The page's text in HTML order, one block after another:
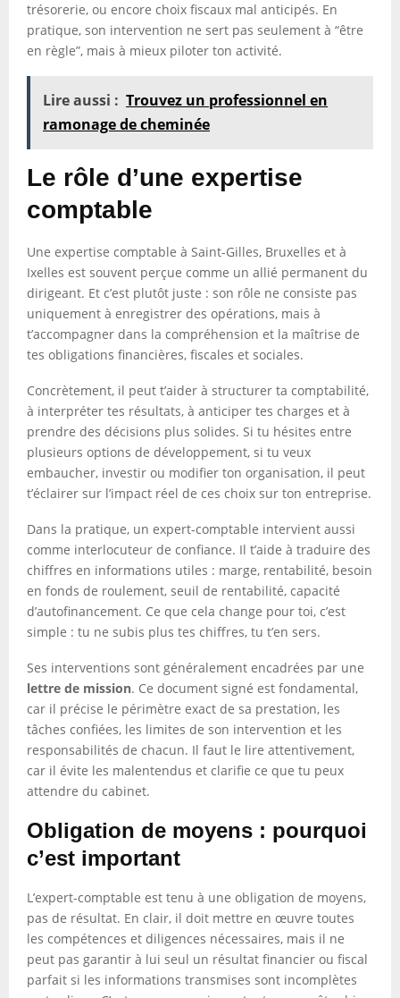
trésorerie, ou encore choix fiscaux mal anticipés. En
pratique, son intervention ne sert pas seulement à “être
en règle”, mais à mieux piloter ton activité.
Lire aussi : Trouvez un professionnel en
ramonage de cheminée
Le rôle d’une expertise
comptable
Une expertise comptable à Saint-Gilles, Bruxelles et à
Ixelles est souvent perçue comme un allié permanent du
dirigeant. Et c’est plutôt juste : son rôle ne consiste pas
uniquement à enregistrer des opérations, mais à
t’accompagner dans la compréhension et la maîtrise de
tes obligations financières, fiscales et sociales.
Concrètement, il peut t’aider à structurer ta comptabilité,
à interpréter tes résultats, à anticiper tes charges et à
prendre des décisions plus solides. Si tu hésites entre
plusieurs options de développement, si tu veux
embaucher, investir ou modifier ton organisation, il peut
t’éclairer sur l’impact réel de ces choix sur ton entreprise.
Dans la pratique, un expert-comptable intervient aussi
comme interlocuteur de confiance. Il t’aide à traduire des
chiffres en informations utiles : marge, rentabilité, besoin
en fonds de roulement, seuil de rentabilité, capacité
d’autofinancement. Ce que cela change pour toi, c’est
simple : tu ne subis plus tes chiffres, tu t’en sers.
Ses interventions sont généralement encadrées par une
lettre de mission. Ce document signé est fondamental,
car il précise le périmètre exact de sa prestation, les
tâches confiées, les limites de son intervention et les
responsabilités de chacun. Il faut le lire attentivement,
car il évite les malentendus et clarifie ce que tu peux
attendre du cabinet.
Obligation de moyens : pourquoi
c’est important
L’expert-comptable est tenu à une obligation de moyens,
pas de résultat. En clair, il doit mettre en œuvre toutes
les compétences et diligences nécessaires, mais il ne
peut pas garantir à lui seul un résultat financier ou fiscal
parfait si les informations transmises sont incomplètes